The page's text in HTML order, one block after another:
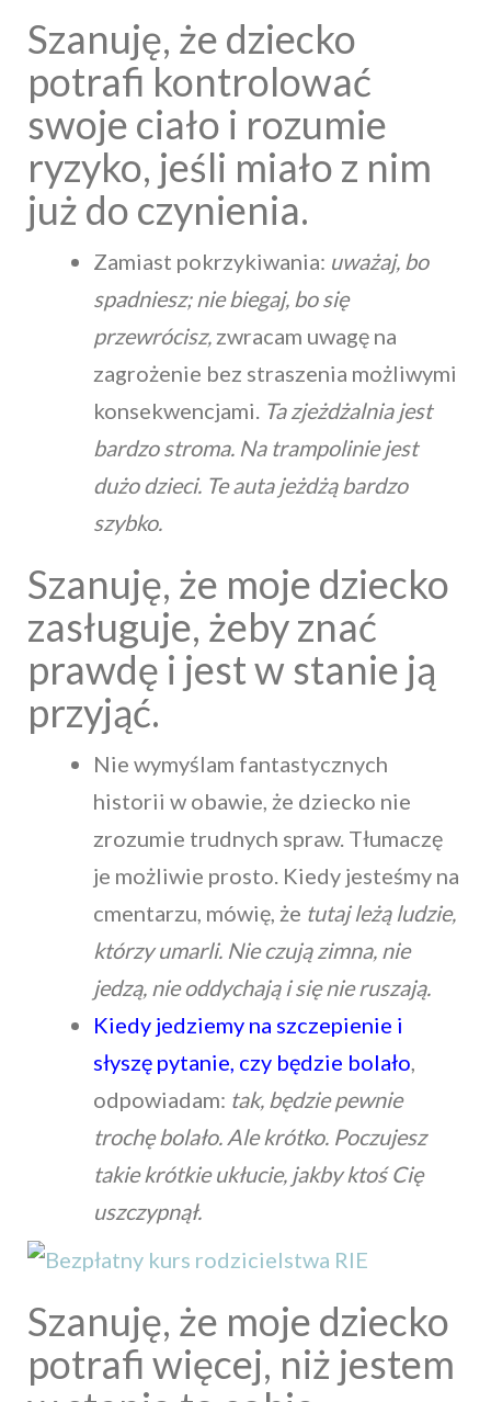
Szanuję, że dziecko
potrafi kontrolować
swoje ciało i rozumie
ryzyko, jeśli miało z nim
już do czynienia.
Zamiast pokrzykiwania: uważaj, bo
spadniesz; nie biegaj, bo się
przewrócisz, zwracam uwagę na
zagrożenie bez straszenia możliwymi
konsekwencjami. Ta zjeżdżalnia jest
bardzo stroma. Na trampolinie jest
dużo dzieci. Te auta jeżdżą bardzo
szybko.
Szanuję, że moje dziecko
zasługuje, żeby znać
prawdę i jest w stanie ją
przyjąć.
Nie wymyślam fantastycznych
historii w obawie, że dziecko nie
zrozumie trudnych spraw. Tłumaczę
je możliwie prosto. Kiedy jesteśmy na
cmentarzu, mówię, że tutaj leżą ludzie,
którzy umarli. Nie czują zimna, nie
jedzą, nie oddychają i się nie ruszają.
Kiedy jedziemy na szczepienie i
słyszę pytanie, czy będzie bolało,
odpowiadam: tak, będzie pewnie
trochę bolało. Ale krótko. Poczujesz
takie krótkie ukłucie, jakby ktoś Cię
uszczypnął.
Szanuję, że moje dziecko
potrafi więcej, niż jestem